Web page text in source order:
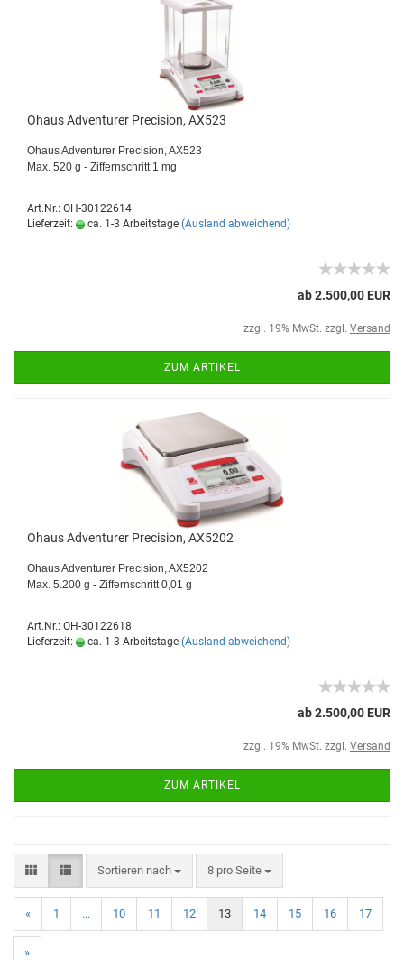
Ohaus Adventurer Precision, AX523
Ohaus Adventurer Precision, AX523
Max. 520 g - Ziffernschritt 1 mg
Art.Nr.: OH-30122614
Lieferzeit:
ca. 1-3 Arbeitstage (Ausland abweichend)
ab 2.500,00 EUR
zzgl. 19% MwSt. zzgl. Versand
ZUM ARTIKEL
Ohaus Adventurer Precision, AX5202
Ohaus Adventurer Precision, AX5202
Max. 5.200 g - Ziffernschritt 0,01 g
Art.Nr.: OH-30122618
Lieferzeit:
ca. 1-3 Arbeitstage (Ausland abweichend)
ab 2.500,00 EUR
zzgl. 19% MwSt. zzgl. Versand
ZUM ARTIKEL
Sortieren nach 8 pro Seite
« 1 ... 10 11 12 13 14 15 16 17
»